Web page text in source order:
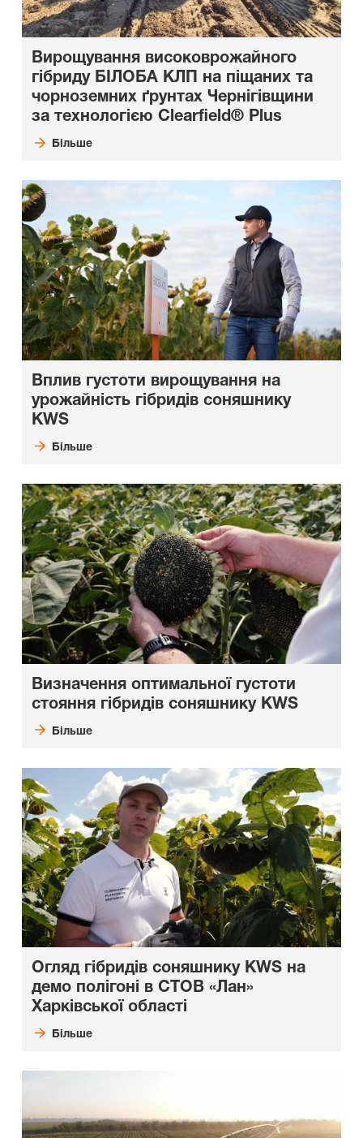
Вирощування високоврожайного
гібриду БІЛОБА КЛП на піщаних та
чорноземних ґрунтах Чернігівщини
за технологією Clearfield® Plus
Більше
Вплив густоти вирощування на
урожайність гібридів соняшнику
KWS
Більше
Визначення оптимальної густоти
стояння гібридів соняшнику KWS
Більше
Огляд гібридів соняшнику KWS на
демо полігоні в СТОВ «Лан»
Харківської області
Більше